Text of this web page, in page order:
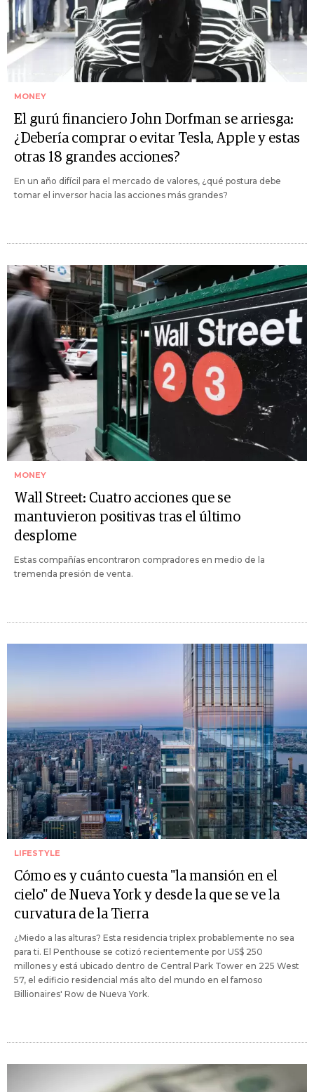
MONEY
El gurú financiero John Dorfman se arriesga:
¿Debería comprar o evitar Tesla, Apple y estas
otras 18 grandes acciones?
En un año difícil para el mercado de valores, ¿qué postura debe
tomar el inversor hacia las acciones más grandes?
MONEY
Wall Street: Cuatro acciones que se
mantuvieron positivas tras el último
desplome
Estas compañías encontraron compradores en medio de la
tremenda presión de venta.
LIFESTYLE
Cómo es y cuánto cuesta "la mansión en el
cielo" de Nueva York y desde la que se ve la
curvatura de la Tierra
¿Miedo a las alturas? Esta residencia triplex probablemente no sea
para ti. El Penthouse se cotizó recientemente por US$ 250
millones y está ubicado dentro de Central Park Tower en 225 West
57, el edificio residencial más alto del mundo en el famoso
Billionaires' Row de Nueva York.